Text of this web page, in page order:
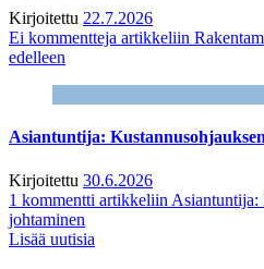
Kirjoitettu 22.7.2026
Ei kommentteja artikkeliin
edelleen
Asiantuntija:
Kirjoitettu 30.6.2026
1 kommentti artikkeliin Asiantuntija:
johtaminen
Lisää uutisia